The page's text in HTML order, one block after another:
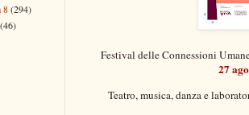
Festival delle Connessioni
27
Teatro, musica, danza e
8(294)
(46)